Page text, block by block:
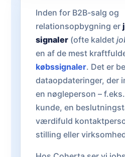
Inden for B2B-salg og
relationsopbygning er
signaler (ofte kaldet
en af de mest
købssignaler. Det er
dataopdateringer, der
en nøgleperson –
kunde, en
værdifuld
stilling eller